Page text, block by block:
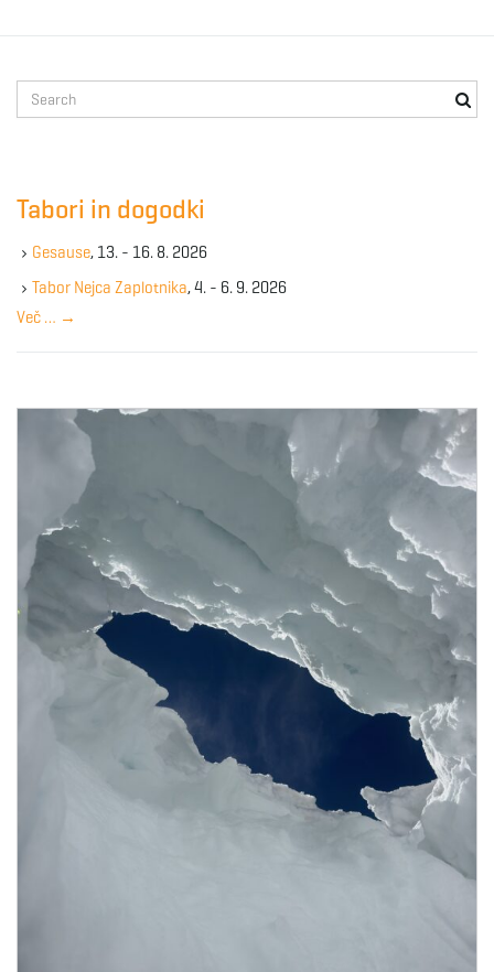
e
e
y
w
r
Tabori in dogodki
Gesause, 13. - 16. 8. 2026
Tabor Nejca Zaplotnika, 4. - 6. 9. 2026
Več … →